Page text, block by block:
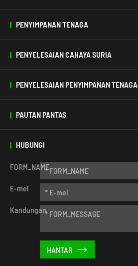
PENYIMPANAN TENAGA
PENYELESAIAN CAHAYA SURIA
PENYELESAIAN PENYIMPANAN TENAGA
PAUTAN PANTAS
HUBUNGI
FORM_NAME
E-mel
Kandungan
